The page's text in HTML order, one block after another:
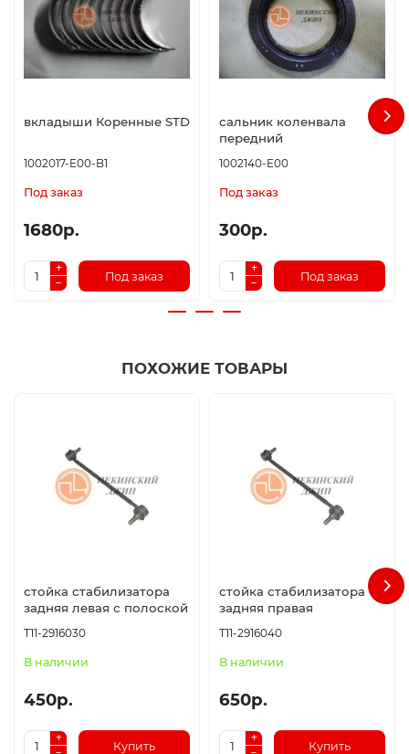
вкладыши Коренные STD
1002017-E00-B1
Под заказ
1680р.
Под заказ
сальник коленвала
передний
1002140-E00
Под заказ
300р.
Под заказ
ПОХОЖИЕ ТОВАРЫ
стойка стабилизатора
задняя левая с полоской
T11-2916030
В наличии
450р.
Купить
стойка стабилизатора
задняя правая
T11-2916040
В наличии
650р.
Купить